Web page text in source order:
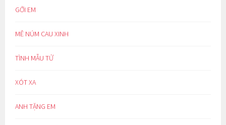
GỞI EM
MÊ NÚM CAU XINH
TÌNH MẪU TỬ
XÓT XA
ANH TẶNG EM